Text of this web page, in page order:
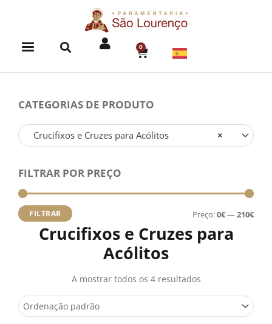
0
CART
CATEGORIAS DE PRODUTO
×
Crucifixos e Cruzes para Acólitos
FILTRAR POR PREÇO
FILTRAR Preço:0€—210€
Crucifixos e Cruzes para
Acólitos
A mostrar todos os 4 resultados